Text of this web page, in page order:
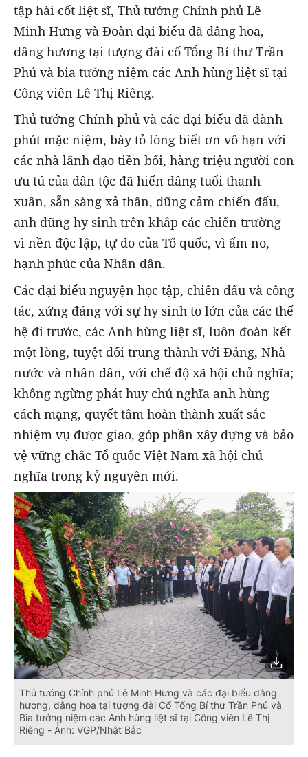
tập hài cốt liệt sĩ, Thủ tướng Chính phủ Lê
Minh Hưng và Đoàn đại biểu đã dâng hoa,
dâng hương tại tượng đài cố Tổng Bí thư Trần
Phú và bia tưởng niệm các Anh hùng liệt sĩ tại
Công viên Lê Thị Riêng.
Thủ tướng Chính phủ và các đại biểu đã dành
phút mặc niệm, bày tỏ lòng biết ơn vô hạn với
các nhà lãnh đạo tiền bối, hàng triệu người con
ưu tú của dân tộc đã hiến dâng tuổi thanh
xuân, sẵn sàng xả thân, dũng cảm chiến đấu,
anh dũng hy sinh trên khắp các chiến trường
vì nền độc lập, tự do của Tổ quốc, vì ấm no,
hạnh phúc của Nhân dân.
Các đại biểu nguyện học tập, chiến đấu và công
tác, xứng đáng với sự hy sinh to lớn của các thế
hệ đi trước, các Anh hùng liệt sĩ, luôn đoàn kết
một lòng, tuyệt đối trung thành với Đảng, Nhà
nước và nhân dân, với chế độ xã hội chủ nghĩa;
không ngừng phát huy chủ nghĩa anh hùng
cách mạng, quyết tâm hoàn thành xuất sắc
nhiệm vụ được giao, góp phần xây dựng và bảo
vệ vững chắc Tổ quốc Việt Nam xã hội chủ
nghĩa trong kỷ nguyên mới.
Thủ tướng Chính phủ Lê Minh Hưng và các đại biểu dâng
hương, dâng hoa tại tượng đài Cố Tổng Bí thư Trần Phú và
Bia tưởng niệm các Anh hùng liệt sĩ tại Công viên Lê Thị
Riêng - Ảnh: VGP/Nhật Bắc